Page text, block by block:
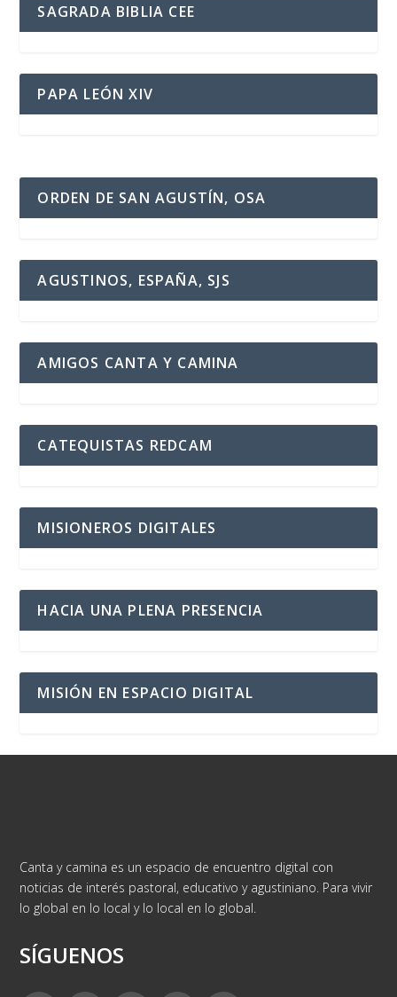
SAGRADA BIBLIA CEE
PAPA LEÓN XIV
ORDEN DE SAN AGUSTÍN, OSA
AGUSTINOS, ESPAÑA, SJS
AMIGOS CANTA Y CAMINA
CATEQUISTAS REDCAM
MISIONEROS DIGITALES
HACIA UNA PLENA PRESENCIA
MISIÓN EN ESPACIO DIGITAL
Canta y camina es un espacio de encuentro digital con
noticias de interés pastoral, educativo y agustiniano. Para vivir
lo global en lo local y lo local en lo global.
SÍGUENOS